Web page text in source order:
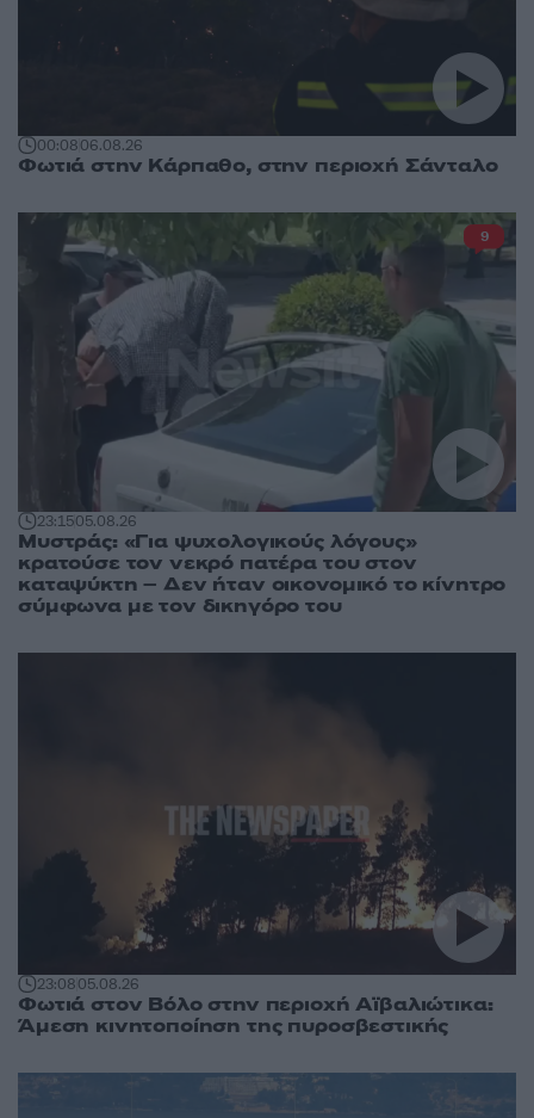
00:0806.08.26
Φωτιά στην Κάρπαθο, στην περιοχή Σάνταλο
23:1505.08.26
Μυστράς: «Για ψυχολογικούς λόγους»
κρατούσε τον νεκρό πατέρα του στον
καταψύκτη – Δεν ήταν οικονομικό το κίνητρο
σύμφωνα με τον δικηγόρο του
9
23:0805.08.26
Φωτιά στον Βόλο στην περιοχή Αϊβαλιώτικα:
Άμεση κινητοποίηση της πυροσβεστικής